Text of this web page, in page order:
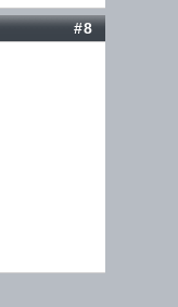
#8